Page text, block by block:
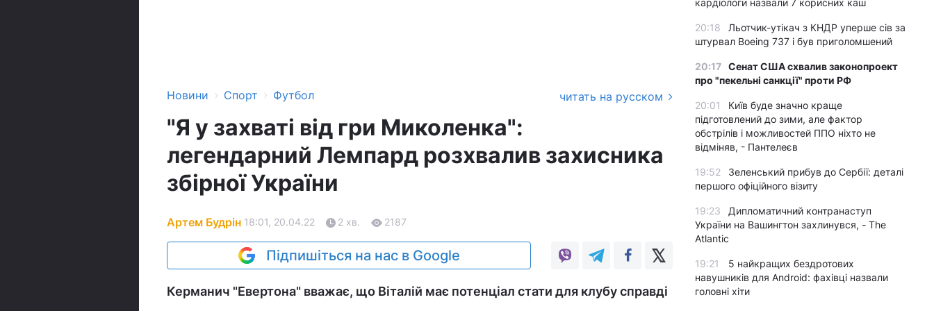
Новини › Спорт › Футбол читать на русском
"Я у захваті від гри Миколенка":
легендарний Лемпард розхвалив захисника
збірної України
Артем Будрін 18:01, 20.04.22 2 хв. 2187
Підпишіться на нас в Google
Керманич "Евертона" вважає, що Віталій має потенціал стати для клубу справді
кардіологи назвали 7 корисних каш
20:18
Льотчик-утікач з КНДР уперше сів за
штурвал Boeing 737 і був приголомшений
20:17 Сенат США схвалив законопроект
про "пекельні санкції" проти РФ
20:01
Київ буде значно краще
підготовлений до зими, але фактор
обстрілів і можливостей ППО ніхто не
відміняв, - Пантелеєв
19:52
Зеленський прибув до Сербії: деталі
першого офіційного візиту
19:23
Дипломатичний контранаступ
України на Вашингтон захлинувся, - The
Atlantic
19:21
5 найкращих бездротових
навушників для Android: фахівці назвали
головні хіти